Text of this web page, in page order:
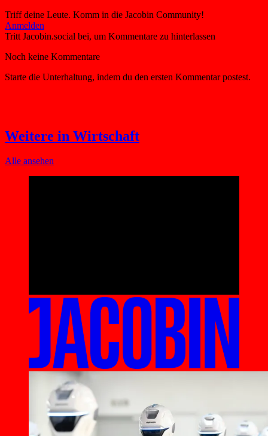
Triff deine Leute. Komm in die Jacobin Community!
Weitere in Wirtschaft
Alle ansehen